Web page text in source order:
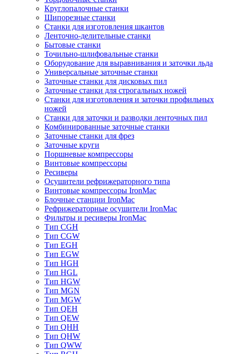
Круглопалочные станки
Шипорезные станки
Станки для изготовления шкантов
Ленточно-делительные станки
Бытовые станки
Точильно-шлифовальные станки
Оборудование для выравнивания и заточки льда
Универсальные заточные станки
Заточные станки для дисковых пил
Заточные станки для строгальных ножей
Станки для изготовления и заточки профильных
ножей
Станки для заточки и разводки ленточных пил
Комбинированные заточные станки
Заточные станки для фрез
Заточные круги
Поршневые компрессоры
Винтовые компрессоры
Ресиверы
Осушители рефрижераторного типа
Винтовые компрессоры IronMac
Блочные станции IronMac
Рефрижераторные осушители IronMac
Фильтры и ресиверы IronMac
Тип CGH
Тип CGW
Тип EGH
Тип EGW
Тип HGH
Тип HGL
Тип HGW
Тип MGN
Тип MGW
Тип QEH
Тип QEW
Тип QHH
Тип QHW
Тип QWW